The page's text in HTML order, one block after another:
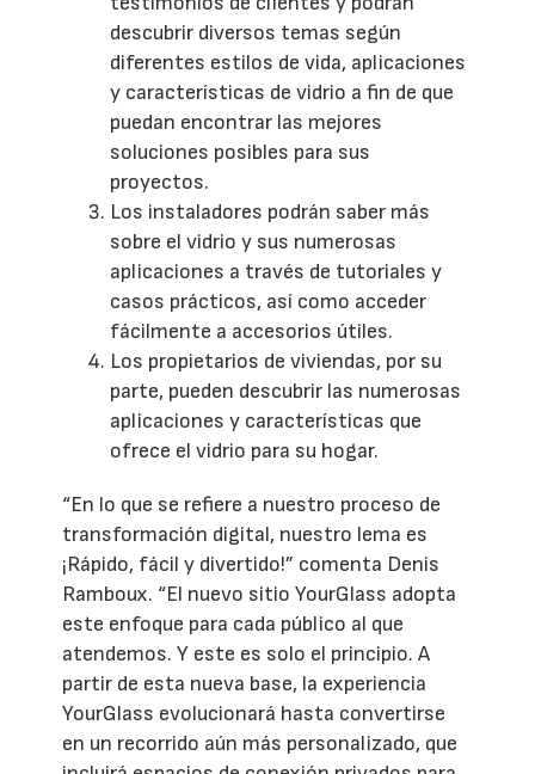
descubrir diversos temas según
diferentes estilos de vida, aplicaciones
y características de vidrio a fin de que
puedan encontrar las mejores
soluciones posibles para sus
proyectos.
Los instaladores podrán saber más
sobre el vidrio y sus numerosas
aplicaciones a través de tutoriales y
casos prácticos, así como acceder
fácilmente a accesorios útiles.
Los propietarios de viviendas, por su
parte, pueden descubrir las numerosas
aplicaciones y características que
ofrece el vidrio para su hogar.
“En lo que se refiere a nuestro proceso de
transformación digital, nuestro lema es
¡Rápido, fácil y divertido!” comenta Denis
Ramboux. “El nuevo sitio YourGlass adopta
este enfoque para cada público al que
atendemos. Y este es solo el principio. A
partir de esta nueva base, la experiencia
YourGlass evolucionará hasta convertirse
en un recorrido aún más personalizado, que